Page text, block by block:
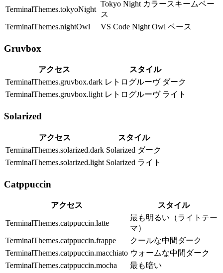
TerminalThemes.tokyoNight
Tokyo Night カラースキームベー
ス
TerminalThemes.nightOwl
VS Code Night Owl ベース
Gruvbox
アクセス
スタイル
TerminalThemes.gruvbox.dark レトログルーヴ ダーク
TerminalThemes.gruvbox.light レトログルーヴ ライト
Solarized
アクセス
スタイル
TerminalThemes.solarized.dark Solarized ダーク
TerminalThemes.solarized.light Solarized ライト
Catppuccin
アクセス スタイル
TerminalThemes.catppuccin.latte
最も明るい（ライトテー
マ）
TerminalThemes.catppuccin.frappe
クールな中間ダーク
TerminalThemes.catppuccin.macchiato ウォームな中間ダーク
TerminalThemes.catppuccin.mocha
最も暗い